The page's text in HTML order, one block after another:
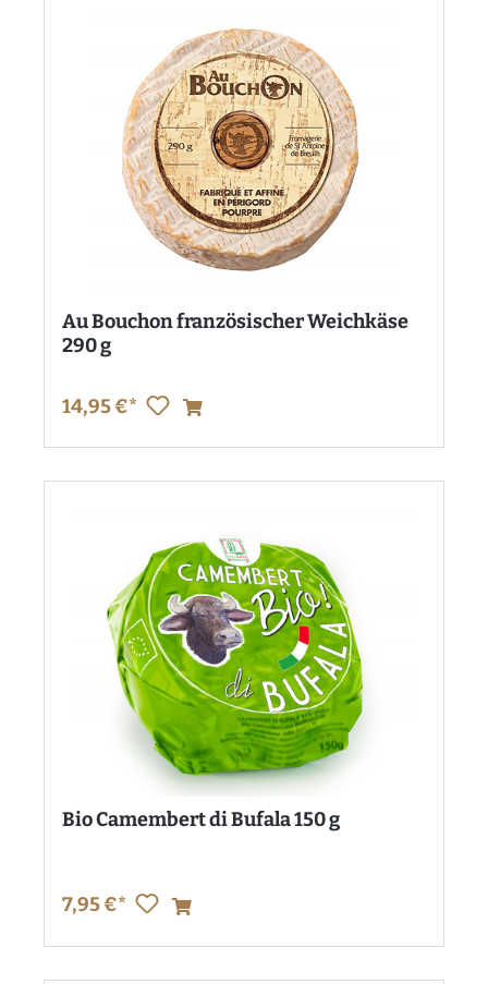
Au Bouchon französischer Weichkäse
290 g
14,95 €*
Bio Camembert di Bufala 150 g
7,95 €*